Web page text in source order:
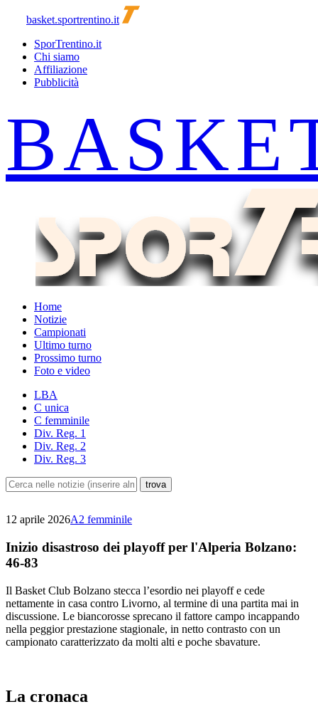
basket.sportrentino.it
SporTrentino.it
Chi siamo
Affiliazione
Pubblicità
Home
Notizie
Campionati
Ultimo turno
Prossimo turno
Foto e video
LBA
C unica
C femminile
Div. Reg. 1
Div. Reg. 2
Div. Reg. 3
12 aprile 2026A2 femminile
Inizio disastroso dei playoff per l'Alperia Bolzano:
46-83
Il Basket Club Bolzano stecca l’esordio nei playoff e cede
nettamente in casa contro Livorno, al termine di una partita mai in
discussione. Le biancorosse sprecano il fattore campo incappando
nella peggior prestazione stagionale, in netto contrasto con un
campionato caratterizzato da molti alti e poche sbavature.
La cronaca